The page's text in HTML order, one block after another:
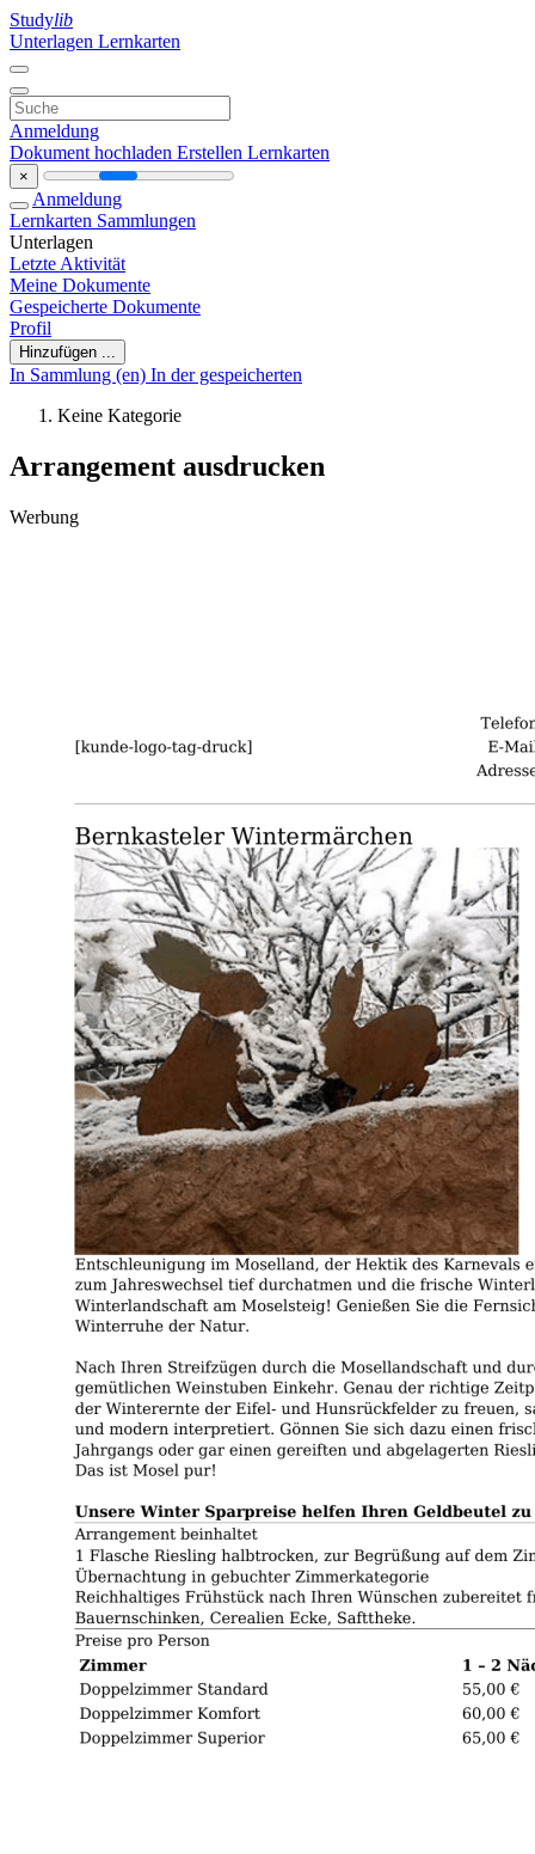
Studylib
Unterlagen Lernkarten
Anmeldung
Dokument hochladen Erstellen Lernkarten
×
Anmeldung
Lernkarten Sammlungen
Unterlagen
Letzte Aktivität
Meine Dokumente
Gespeicherte Dokumente
Profil
Hinzufügen ...
In Sammlung (en) In der gespeicherten
Keine Kategorie
Arrangement ausdrucken
Werbung